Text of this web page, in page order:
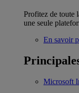
Profitez de toute
une seule
En savoir
Microsoft